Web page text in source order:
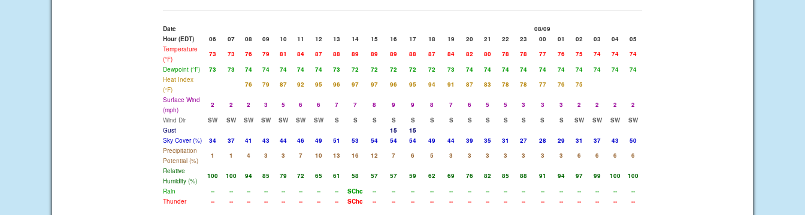
Date
08/09
Hour (EDT)
06 07 08 09 10 11 12 13 14 15 16 17 18 19 20 21 22 23 00 01 02 03 04
05
Temperature
(°F)
73 73 76 79 81 84 87 88 89 89 89 88 87 84 82 80 78 78 77 76 75 74 74
74
Dewpoint (°F)
73 73 74 74 74 74 74 73 72 72 72 72 72 73 74 74 74 74 74 74 74 74 74
74
Heat Index
(°F)
76 79 87 92 95 96 97 97 96 95 94 91 87 83 78 78 77 76
75
Surface Wind
(mph)
2 2 2 3 5 6 6 7 7 8 9 9 8 7 6 5 5 3 3 3 2 2 2
2
Wind Dir
SW SW SW SW SW SW SW S S S S S S S S S S S S S SW SW SW
SW
Gust
15
15
Sky Cover (%)
34 37 41 43 44 46 49 51 53 54 54 54 49 44 39 35 31 27 28 29 31 37 43
50
Precipitation
Potential (%)
1 1 4 3 3 7 10 13 16 12 7 6 5 3 3 3 3 3 3 3 6 6 6
6
Relative
Humidity (%)
100 100 94 85 79 72 65 61 58 57 57 59 62 69 76 82 85 88 91 94 97 99 100
100
Rain
-- -- -- -- -- -- -- -- SChc -- -- -- -- -- -- -- -- -- -- -- -- -- --
--
Thunder
-- -- -- -- -- -- -- -- SChc -- -- -- -- -- -- -- -- -- -- -- -- -- -- --